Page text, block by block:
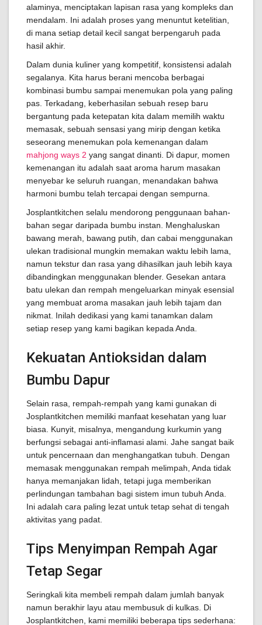
alaminya, menciptakan lapisan rasa yang kompleks dan
mendalam. Ini adalah proses yang menuntut ketelitian,
di mana setiap detail kecil sangat berpengaruh pada
hasil akhir.
Dalam dunia kuliner yang kompetitif, konsistensi adalah
segalanya. Kita harus berani mencoba berbagai
kombinasi bumbu sampai menemukan pola yang paling
pas. Terkadang, keberhasilan sebuah resep baru
bergantung pada ketepatan kita dalam memilih waktu
memasak, sebuah sensasi yang mirip dengan ketika
seseorang menemukan pola kemenangan dalam
mahjong ways 2 yang sangat dinanti. Di dapur, momen
kemenangan itu adalah saat aroma harum masakan
menyebar ke seluruh ruangan, menandakan bahwa
harmoni bumbu telah tercapai dengan sempurna.
Josplantkitchen selalu mendorong penggunaan bahan-
bahan segar daripada bumbu instan. Menghaluskan
bawang merah, bawang putih, dan cabai menggunakan
ulekan tradisional mungkin memakan waktu lebih lama,
namun tekstur dan rasa yang dihasilkan jauh lebih kaya
dibandingkan menggunakan blender. Gesekan antara
batu ulekan dan rempah mengeluarkan minyak esensial
yang membuat aroma masakan jauh lebih tajam dan
nikmat. Inilah dedikasi yang kami tanamkan dalam
setiap resep yang kami bagikan kepada Anda.
Kekuatan Antioksidan dalam
Bumbu Dapur
Selain rasa, rempah-rempah yang kami gunakan di
Josplantkitchen memiliki manfaat kesehatan yang luar
biasa. Kunyit, misalnya, mengandung kurkumin yang
berfungsi sebagai anti-inflamasi alami. Jahe sangat baik
untuk pencernaan dan menghangatkan tubuh. Dengan
memasak menggunakan rempah melimpah, Anda tidak
hanya memanjakan lidah, tetapi juga memberikan
perlindungan tambahan bagi sistem imun tubuh Anda.
Ini adalah cara paling lezat untuk tetap sehat di tengah
aktivitas yang padat.
Tips Menyimpan Rempah Agar
Tetap Segar
Seringkali kita membeli rempah dalam jumlah banyak
namun berakhir layu atau membusuk di kulkas. Di
Josplantkitchen, kami memiliki beberapa tips sederhana: